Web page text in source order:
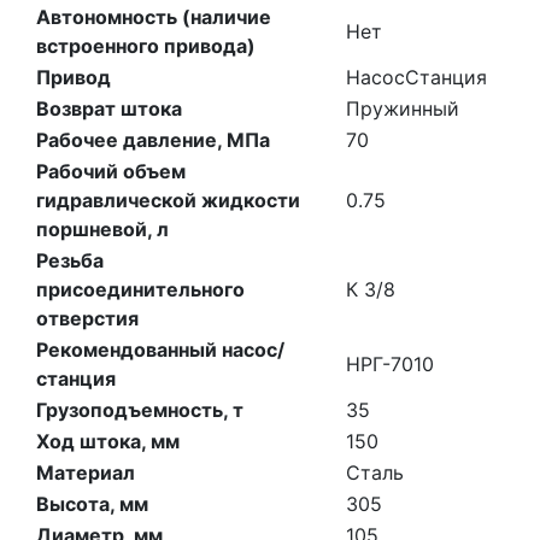
Автономность (наличие
встроенного привода)
Нет
Привод
НасосСтанция
Возврат штока
Пружинный
Рабочее давление, МПа
70
Рабочий объем
гидравлической жидкости
поршневой, л
0.75
Резьба
присоединительного
отверстия
К 3/8
Рекомендованный насос/
станция
НРГ-7010
Грузоподъемность, т
35
Ход штока, мм
150
Материал
Сталь
Высота, мм
305
Диаметр, мм
105